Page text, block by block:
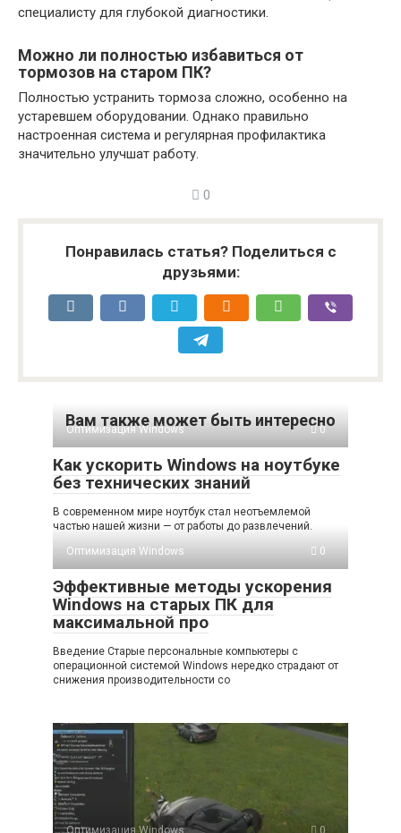
специалисту для глубокой диагностики.
Можно ли полностью избавиться от
тормозов на старом ПК?
Полностью устранить тормоза сложно, особенно на
устаревшем оборудовании. Однако правильно
настроенная система и регулярная профилактика
значительно улучшат работу.
0
Понравилась статья? Поделиться с
друзьями:
Вам также может быть интересно
Оптимизация Windows 0
Как ускорить Windows на ноутбуке
без технических знаний
В современном мире ноутбук стал неотъемлемой
частью нашей жизни — от работы до развлечений.
Оптимизация Windows
0
Эффективные методы ускорения
Windows на старых ПК для
максимальной про
Введение Старые персональные компьютеры с
операционной системой Windows нередко страдают от
снижения производительности со
Оптимизация Windows 0